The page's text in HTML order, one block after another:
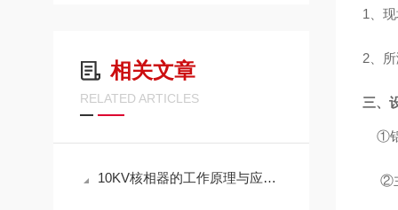
相关文章
RELATED ARTICLES
10KV核相器的工作原理与应用探讨
1 、
2、
三、
①
②